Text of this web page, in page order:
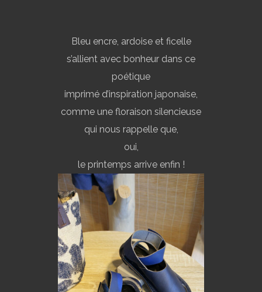
Bleu encre, ardoise et ficelle
s’allient avec bonheur dans ce
poétique
imprimé d’inspiration japonaise,
comme une floraison silencieuse
qui nous rappelle que,
oui,
le printemps arrive enfin !